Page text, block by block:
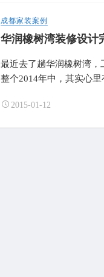
成都家装案例
华润橡树湾装修设计
最近去了趟华润橡树湾
整个2014年中，其实心
2015-01-12